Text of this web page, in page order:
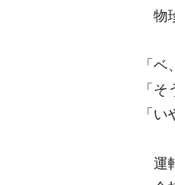
物
「ベ
「
「
運